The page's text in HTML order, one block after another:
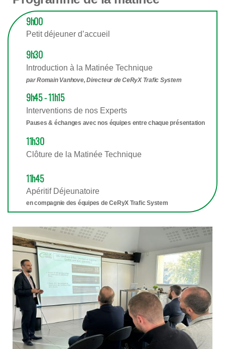
9h00
Petit déjeuner d’accueil
9h30
Introduction à la Matinée Technique
par Romain Vanhove, Directeur de CeRyX Trafic System
9h45 - 11h15
Interventions de nos Experts
Pauses & échanges avec nos équipes entre chaque présentation
11h30
Clôture de la Matinée Technique
11h45
Apéritif Déjeunatoire
en compagnie des équipes de CeRyX Trafic System